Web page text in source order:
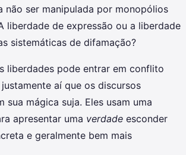
não ser manipulada por monopólios
liberdade de expressão ou a liberdade
sistemáticas de difamação?
liberdades pode entrar em conflito
aí que os discursos
sua mágica suja. Eles usam uma
apresentar uma verdadeesconder
e geralmente bem mais